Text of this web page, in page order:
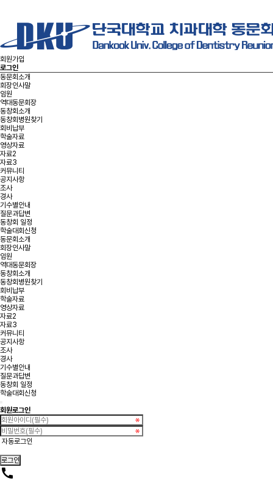
회원가입
로그인
동문회소개
회장인사말
임원
역대동문회장
동창회소개
동창회병원찾기
회비납부
학술자료
영상자료
자료2
자료3
커뮤니티
공지사항
조사
경사
기수별안내
질문과답변
동창회 일정
학술대회신청
동문회소개
회장인사말
임원
역대동문회장
동창회소개
동창회병원찾기
회비납부
학술자료
영상자료
자료2
자료3
커뮤니티
공지사항
조사
경사
기수별안내
질문과답변
동창회 일정
학술대회신청
회원로그인
자동로그인
call